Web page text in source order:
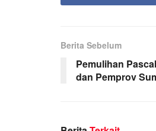
Berita Sebelum
Pemulihan
dan Pemprov